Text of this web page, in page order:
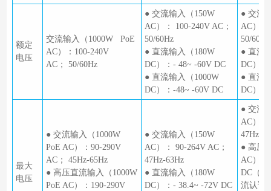
额定
电压
交流输入（1000W PoE
AC）：100-240V
AC； 50/60Hz
● 交流输入（150W
AC）： 100-240V AC；
50/60Hz
● 直流输入（180W
DC）：- 48~ -60V DC
● 直流输入（1000W
DC）：-48~ -60V DC
● 交流
AC）：
50/60Hz
● 直流
DC）：
● 直流
DC）：
最大
电压
● 交流输入（1000W
PoE AC）：90-290V
AC； 45Hz-65Hz
● 高压直流输入（1000W
PoE AC）：190-290V
● 交流输入（150W
AC）： 90-264V AC；
47Hz-63Hz
● 直流输入（180W
DC）：- 38.4~ -72V DC
● 交流
AC）：
47Hz-
● 高压
AC）：
DC（
流认证